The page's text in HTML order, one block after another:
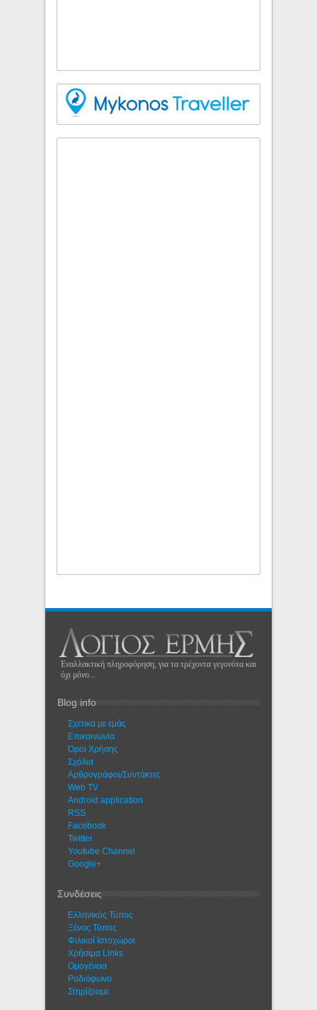
Εναλλακτική πληροφόρηση, για τα τρέχοντα γεγονότα και
όχι μόνο...
Blog info
Σχετικά με εμάς
Eπικοινωνία
Όροι Χρήσης
Σχόλια
Αρθρογράφοι/Συντάκτες
Web TV
Android application
RSS
Facebook
Twitter
Youtube Channel
Google+
Συνδέσεις
Ελληνικός Τύπος
Ξένος Τύπος
Φιλικοί Ιστοχώροι
Χρήσιμα Links
Ομογένεια
Ραδιόφωνο
Στηρίζουμε